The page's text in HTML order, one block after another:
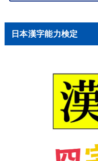
日本漢字能力検定